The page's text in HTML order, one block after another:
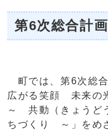
第6次総合計
町では、第6次総
広がる笑顔 未来の
～ 共動（きょう
ちづくり ～」をめ